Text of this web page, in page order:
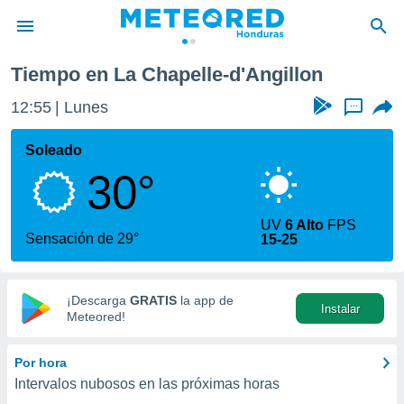
de
ha sido
calidad.
a este
las
y
digital
basada
Tiempo en La Chapelle-d'Angillon
12:55 Lunes ...
Soleado
30°
Sensación de 29°
UV6 Alto FPS
15-25
¡Descarga GRATIS la app de
Meteored!
Instalar
Por hora
Intervalos nubosos en las próximas horas